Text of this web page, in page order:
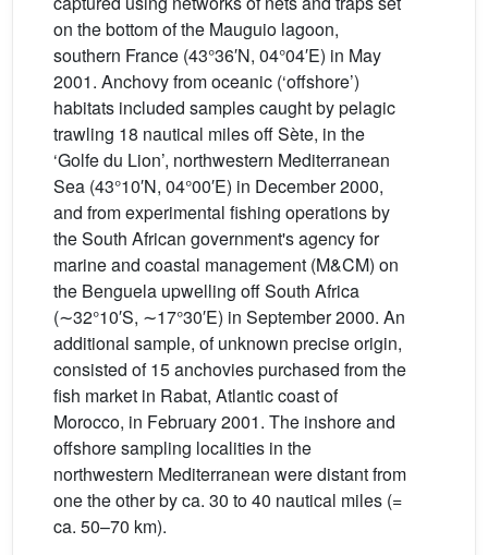
on the bottom of the Mauguio lagoon,
southern France (43°36′N, 04°04′E) in May
2001. Anchovy from oceanic (‘offshore’)
habitats included samples caught by pelagic
trawling 18 nautical miles off Sète, in the
‘Golfe du Lion’, northwestern Mediterranean
Sea (43°10′N, 04°00′E) in December 2000,
and from experimental fishing operations by
the South African government's agency for
marine and coastal management (M&CM) on
the Benguela upwelling off South Africa
(∼32°10′S, ∼17°30′E) in September 2000. An
additional sample, of unknown precise origin,
consisted of 15 anchovies purchased from the
fish market in Rabat, Atlantic coast of
Morocco, in February 2001. The inshore and
offshore sampling localities in the
northwestern Mediterranean were distant from
one the other by ca. 30 to 40 nautical miles (=
ca. 50–70 km).